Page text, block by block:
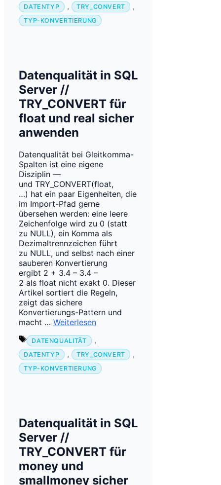
DATENTYP , TRY_CONVERT ,
TYP-KONVERTIERUNG
Datenqualität in SQL
Server //
TRY_CONVERT für
float und real sicher
anwenden
Datenqualität bei Gleitkomma-
Spalten ist eine eigene
Disziplin —
und TRY_CONVERT(float,
…) hat ein paar Eigenheiten, die
im Import-Pfad gerne
übersehen werden: eine leere
Zeichenfolge wird zu 0 (statt
zu NULL), ein Komma als
Dezimaltrennzeichen führt
zu NULL, und selbst nach einer
sauberen Konvertierung
ergibt 2 + 3.4 – 3.4 –
2 als float nicht exakt 0. Dieser
Artikel sortiert die Regeln,
zeigt das sichere
Konvertierungs-Pattern und
macht … Weiterlesen
Schlagwörter
DATENQUALITÄT ,
DATENTYP , TRY_CONVERT ,
TYP-KONVERTIERUNG
Datenqualität in SQL
Server //
TRY_CONVERT für
money und
smallmoney sicher